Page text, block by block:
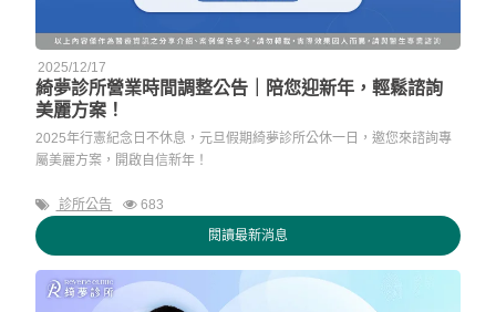
2025/12/17
綺夢診所營業時間調整公告｜陪您迎新年，輕鬆諮詢
美麗方案！
2025年行憲紀念日不休息，元旦假期綺夢診所公休一日，邀您來諮詢專
屬美麗方案，開啟自信新年！
診所公告
683
閱讀最新消息